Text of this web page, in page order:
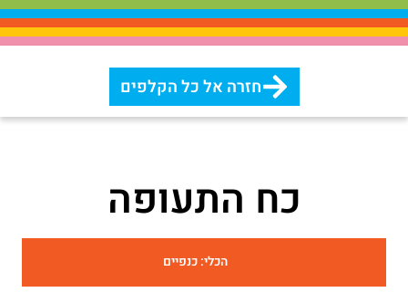
חזרה אל כל הקלפים
כח התעופה
הכלי: כנפיים